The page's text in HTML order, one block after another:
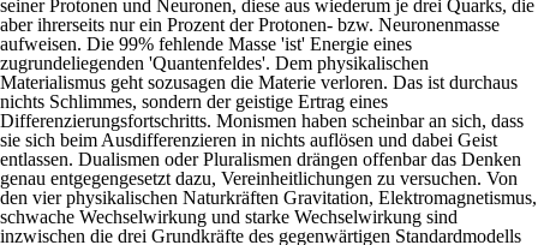
seiner Protonen und Neuronen, diese aus wiederum je drei Quarks, die
aber ihrerseits nur ein Prozent der Protonen- bzw. Neuronenmasse
aufweisen. Die 99% fehlende Masse 'ist' Energie eines
zugrundeliegenden 'Quantenfeldes'. Dem physikalischen
Materialismus geht sozusagen die Materie verloren. Das ist durchaus
nichts Schlimmes, sondern der geistige Ertrag eines
Differenzierungsfortschritts. Monismen haben scheinbar an sich, dass
sie sich beim Ausdifferenzieren in nichts auflösen und dabei Geist
entlassen. Dualismen oder Pluralismen drängen offenbar das Denken
genau entgegengesetzt dazu, Vereinheitlichungen zu versuchen. Von
den vier physikalischen Naturkräften Gravitation, Elektromagnetismus,
schwache Wechselwirkung und starke Wechselwirkung sind
inzwischen die drei Grundkräfte des gegenwärtigen Standardmodells